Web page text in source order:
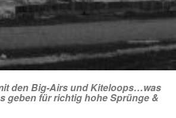
den Big-Airs und Kiteloops…was
geben für richtig hohe Sprünge &